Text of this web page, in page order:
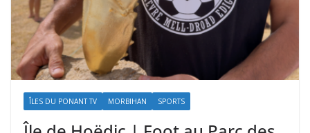
ÎLES DU PONANT TV MORBIHAN SPORTS